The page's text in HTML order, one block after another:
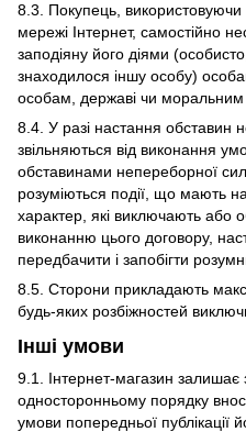
8.3. Покупець,
мережі Інтернет, самостійно
заподіяну його діями
знаходилося іншу особу)
особам, державі чи
8.4. У разі настання обставин
звільняються від виконання
обставинами непереборної
розуміються події, що мають
характер, які виключають або
виконанню цього договору,
передбачити і запобігти
8.5. Сторони прикладають
будь-яких розбіжностей
Інші умови
9.1. Інтернет-магазин
односторонньому порядку
умови попередньої публікації